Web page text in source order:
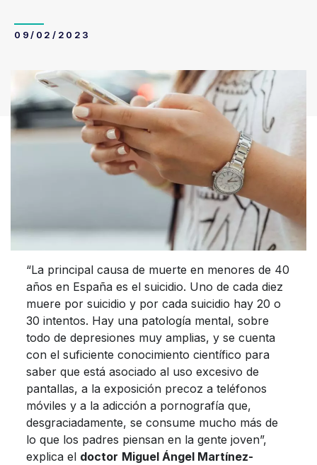
09/02/2023
“La principal causa de muerte en menores de 40
años en España es el suicidio. Uno de cada diez
muere por suicidio y por cada suicidio hay 20 o
30 intentos. Hay una patología mental, sobre
todo de depresiones muy amplias, y se cuenta
con el suficiente conocimiento científico para
saber que está asociado al uso excesivo de
pantallas, a la exposición precoz a teléfonos
móviles y a la adicción a pornografía que,
desgraciadamente, se consume mucho más de
lo que los padres piensan en la gente joven”,
explica el doctor Miguel Ángel Martínez-